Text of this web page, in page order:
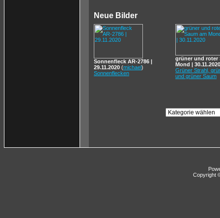
Neue Bilder
Sonnenfleck AR-2786 |
29.11.2020 (michael)
Sonnenflecken
grüner und roter
Mond | 30.11.2020
Grüner Strahl,
und grüner Saum
Copyright